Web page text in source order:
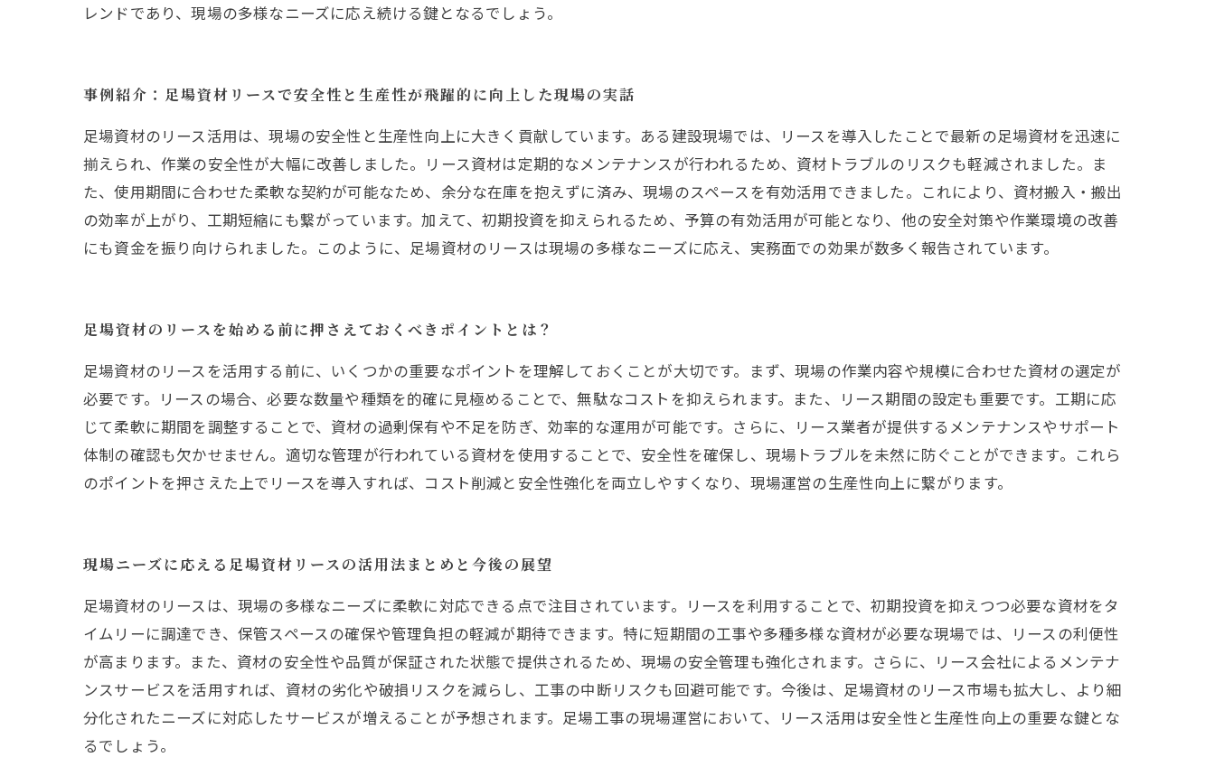
レンドであり、現場の多様なニーズに応え続ける鍵となるでしょう。
事例紹介：足場資材リースで安全性と生産性が飛躍的に向上した現場の実話
足場資材のリース活用は、現場の安全性と生産性向上に大きく貢献しています。ある建設現場では、リースを導入したことで最新の足場資材を迅速に
揃えられ、作業の安全性が大幅に改善しました。リース資材は定期的なメンテナンスが行われるため、資材トラブルのリスクも軽減されました。ま
た、使用期間に合わせた柔軟な契約が可能なため、余分な在庫を抱えずに済み、現場のスペースを有効活用できました。これにより、資材搬入・搬出
の効率が上がり、工期短縮にも繋がっています。加えて、初期投資を抑えられるため、予算の有効活用が可能となり、他の安全対策や作業環境の改善
にも資金を振り向けられました。このように、足場資材のリースは現場の多様なニーズに応え、実務面での効果が数多く報告されています。
足場資材のリースを始める前に押さえておくべきポイントとは？
足場資材のリースを活用する前に、いくつかの重要なポイントを理解しておくことが大切です。まず、現場の作業内容や規模に合わせた資材の選定が
必要です。リースの場合、必要な数量や種類を的確に見極めることで、無駄なコストを抑えられます。また、リース期間の設定も重要です。工期に応
じて柔軟に期間を調整することで、資材の過剰保有や不足を防ぎ、効率的な運用が可能です。さらに、リース業者が提供するメンテナンスやサポート
体制の確認も欠かせません。適切な管理が行われている資材を使用することで、安全性を確保し、現場トラブルを未然に防ぐことができます。これら
のポイントを押さえた上でリースを導入すれば、コスト削減と安全性強化を両立しやすくなり、現場運営の生産性向上に繋がります。
現場ニーズに応える足場資材リースの活用法まとめと今後の展望
足場資材のリースは、現場の多様なニーズに柔軟に対応できる点で注目されています。リースを利用することで、初期投資を抑えつつ必要な資材をタ
イムリーに調達でき、保管スペースの確保や管理負担の軽減が期待できます。特に短期間の工事や多種多様な資材が必要な現場では、リースの利便性
が高まります。また、資材の安全性や品質が保証された状態で提供されるため、現場の安全管理も強化されます。さらに、リース会社によるメンテナ
ンスサービスを活用すれば、資材の劣化や破損リスクを減らし、工事の中断リスクも回避可能です。今後は、足場資材のリース市場も拡大し、より細
分化されたニーズに対応したサービスが増えることが予想されます。足場工事の現場運営において、リース活用は安全性と生産性向上の重要な鍵とな
るでしょう。